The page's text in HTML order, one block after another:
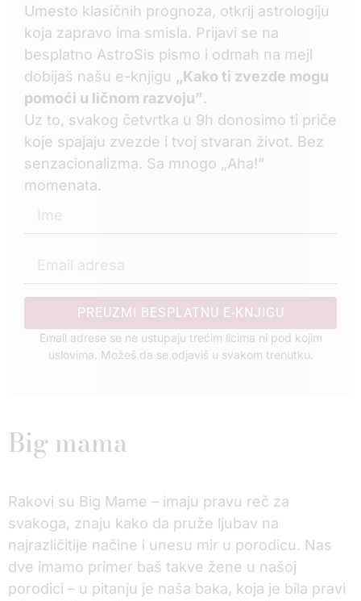
Umesto klasičnih prognoza, otkrij astrologiju
koja zapravo ima smisla. Prijavi se na
besplatno AstroSis pismo i odmah na mejl
dobijaš našu e-knjigu „Kako ti zvezde mogu
pomoći u ličnom razvoju”.
Uz to, svakog četvrtka u 9h donosimo ti priče
koje spajaju zvezde i tvoj stvaran život. Bez
senzacionalizma. Sa mnogo „Aha!”
momenata.
PREUZMI BESPLATNU E-KNJIGU
Email adrese se ne ustupaju trećim licima ni pod kojim
uslovima. Možeš da se odjaviš u svakom trenutku.
Big mama
Rakovi su Big Mame – imaju pravu reč za
svakoga, znaju kako da pruže ljubav na
najrazličitije načine i unesu mir u porodicu. Nas
dve imamo primer baš takve žene u našoj
porodici – u pitanju je naša baka, koja je bila pravi